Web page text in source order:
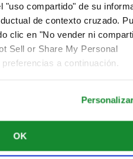
"uso compartido" de su
de contexto cruzado.
clic en "No vender ni
Sell or Share My Personal
a continuación.
OK